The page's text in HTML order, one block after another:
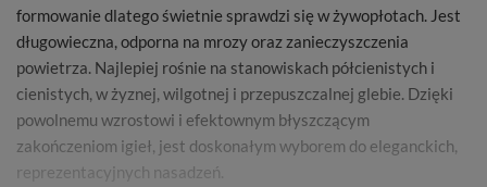
formowanie dlatego świetnie sprawdzi się w żywopłotach. Jest
długowieczna, odporna na mrozy oraz zanieczyszczenia
powietrza. Najlepiej rośnie na stanowiskach półcienistych i
cienistych, w żyznej, wilgotnej i przepuszczalnej glebie. Dzięki
powolnemu wzrostowi i efektownym błyszczącym
zakończeniom igieł, jest doskonałym wyborem do eleganckich,
reprezentacyjnych nasadzeń.